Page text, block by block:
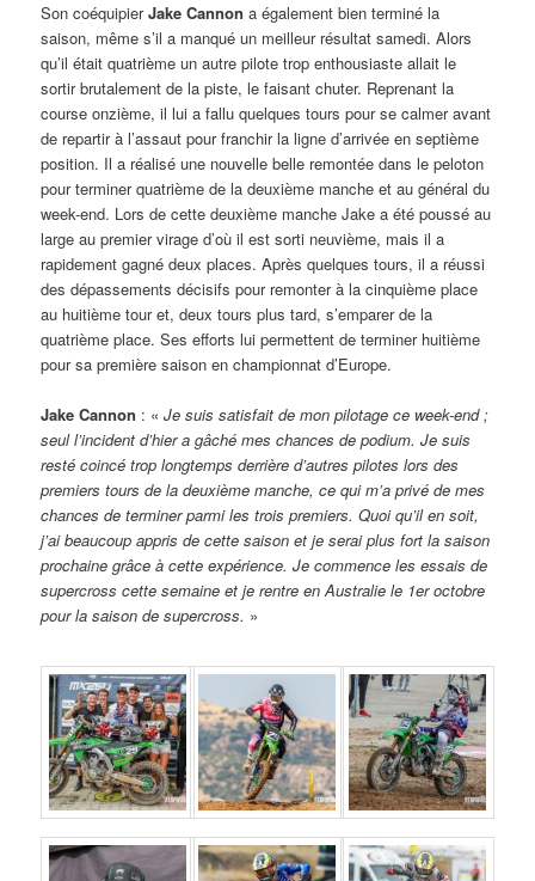
Son coéquipierJake Cannon a également bien terminé la
saison, même s’il a manqué un meilleur résultat samedi. Alors
qu’il était quatrième un autre pilote trop enthousiaste allait le
sortir brutalement de la piste, le faisant chuter. Reprenant la
course onzième, il lui a fallu quelques tours pour se calmer avant
de repartir à l’assaut pour franchir la ligne d’arrivée en septième
position. Il a réalisé une nouvelle belle remontée dans le peloton
pour terminer quatrième de la deuxième manche et au général du
week-end. Lors de cette deuxième manche Jake a été poussé au
large au premier virage d’où il est sorti neuvième, mais il a
rapidement gagné deux places. Après quelques tours, il a réussi
des dépassements décisifs pour remonter à la cinquième place
au huitième tour et, deux tours plus tard, s’emparer de la
quatrième place. Ses efforts lui permettent de terminer huitième
pour sa première saison en championnat d’Europe.
Jake Cannon : «Je suis satisfait de mon pilotage ce week-end ;
seul l’incident d’hier a gâché mes chances de podium. Je suis
resté coincé trop longtemps derrière d’autres pilotes lors des
premiers tours de la deuxième manche, ce qui m’a privé de mes
chances de terminer parmi les trois premiers. Quoi qu’il en soit,
j’ai beaucoup appris de cette saison et je serai plus fort la saison
prochaine grâce à cette expérience. Je commence les essais de
supercross cette semaine et je rentre en Australie le 1er octobre
pour la saison de supercross. »